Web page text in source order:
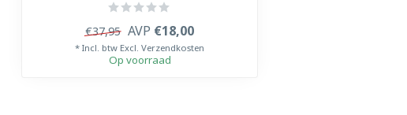
€37,95 AVP €18,00
* Incl. btw Excl. Verzendkosten
Op voorraad